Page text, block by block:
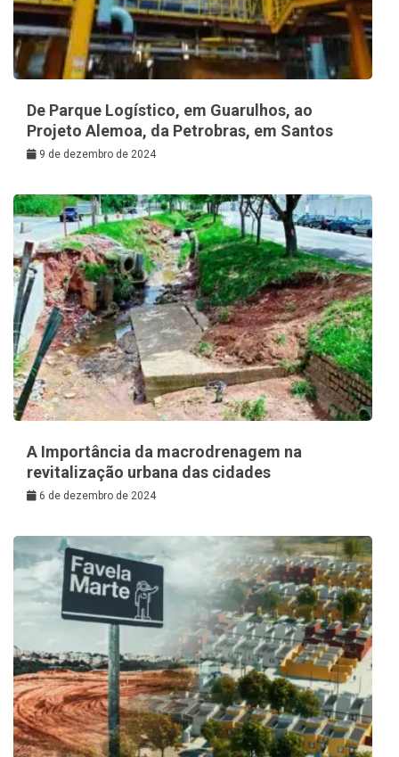
De Parque Logístico, em Guarulhos, ao
Projeto Alemoa, da Petrobras, em Santos
9 de dezembro de 2024
A Importância da macrodrenagem na
revitalização urbana das cidades
6 de dezembro de 2024